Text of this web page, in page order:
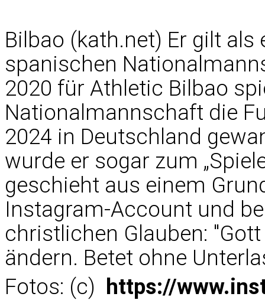
Bilbao (kath.net) Er gilt
spanischen
2020 für Athletic Bilbao
Nationalmannschaft die
2024 in Deutschland
wurde er sogar zum
geschieht aus einem
Instagram-Account und
christlichen Glauben:
ändern. Betet ohne
Fotos: (c)
https://